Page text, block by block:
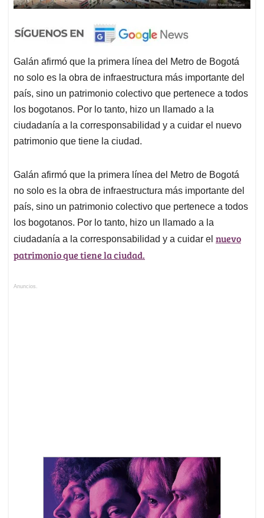
Galán afirmó que la primera línea del Metro de Bogotá
no solo es la obra de infraestructura más importante del
país, sino un patrimonio colectivo que pertenece a todos
los bogotanos. Por lo tanto, hizo un llamado a la
ciudadanía a la corresponsabilidad y a cuidar el nuevo
patrimonio que tiene la ciudad.
Galán afirmó que la primera línea del Metro de Bogotá
no solo es la obra de infraestructura más importante del
país, sino un patrimonio colectivo que pertenece a todos
los bogotanos. Por lo tanto, hizo un llamado a la
ciudadanía a la corresponsabilidad y a cuidar el nuevo
patrimonio que tiene la ciudad.
Anuncios.